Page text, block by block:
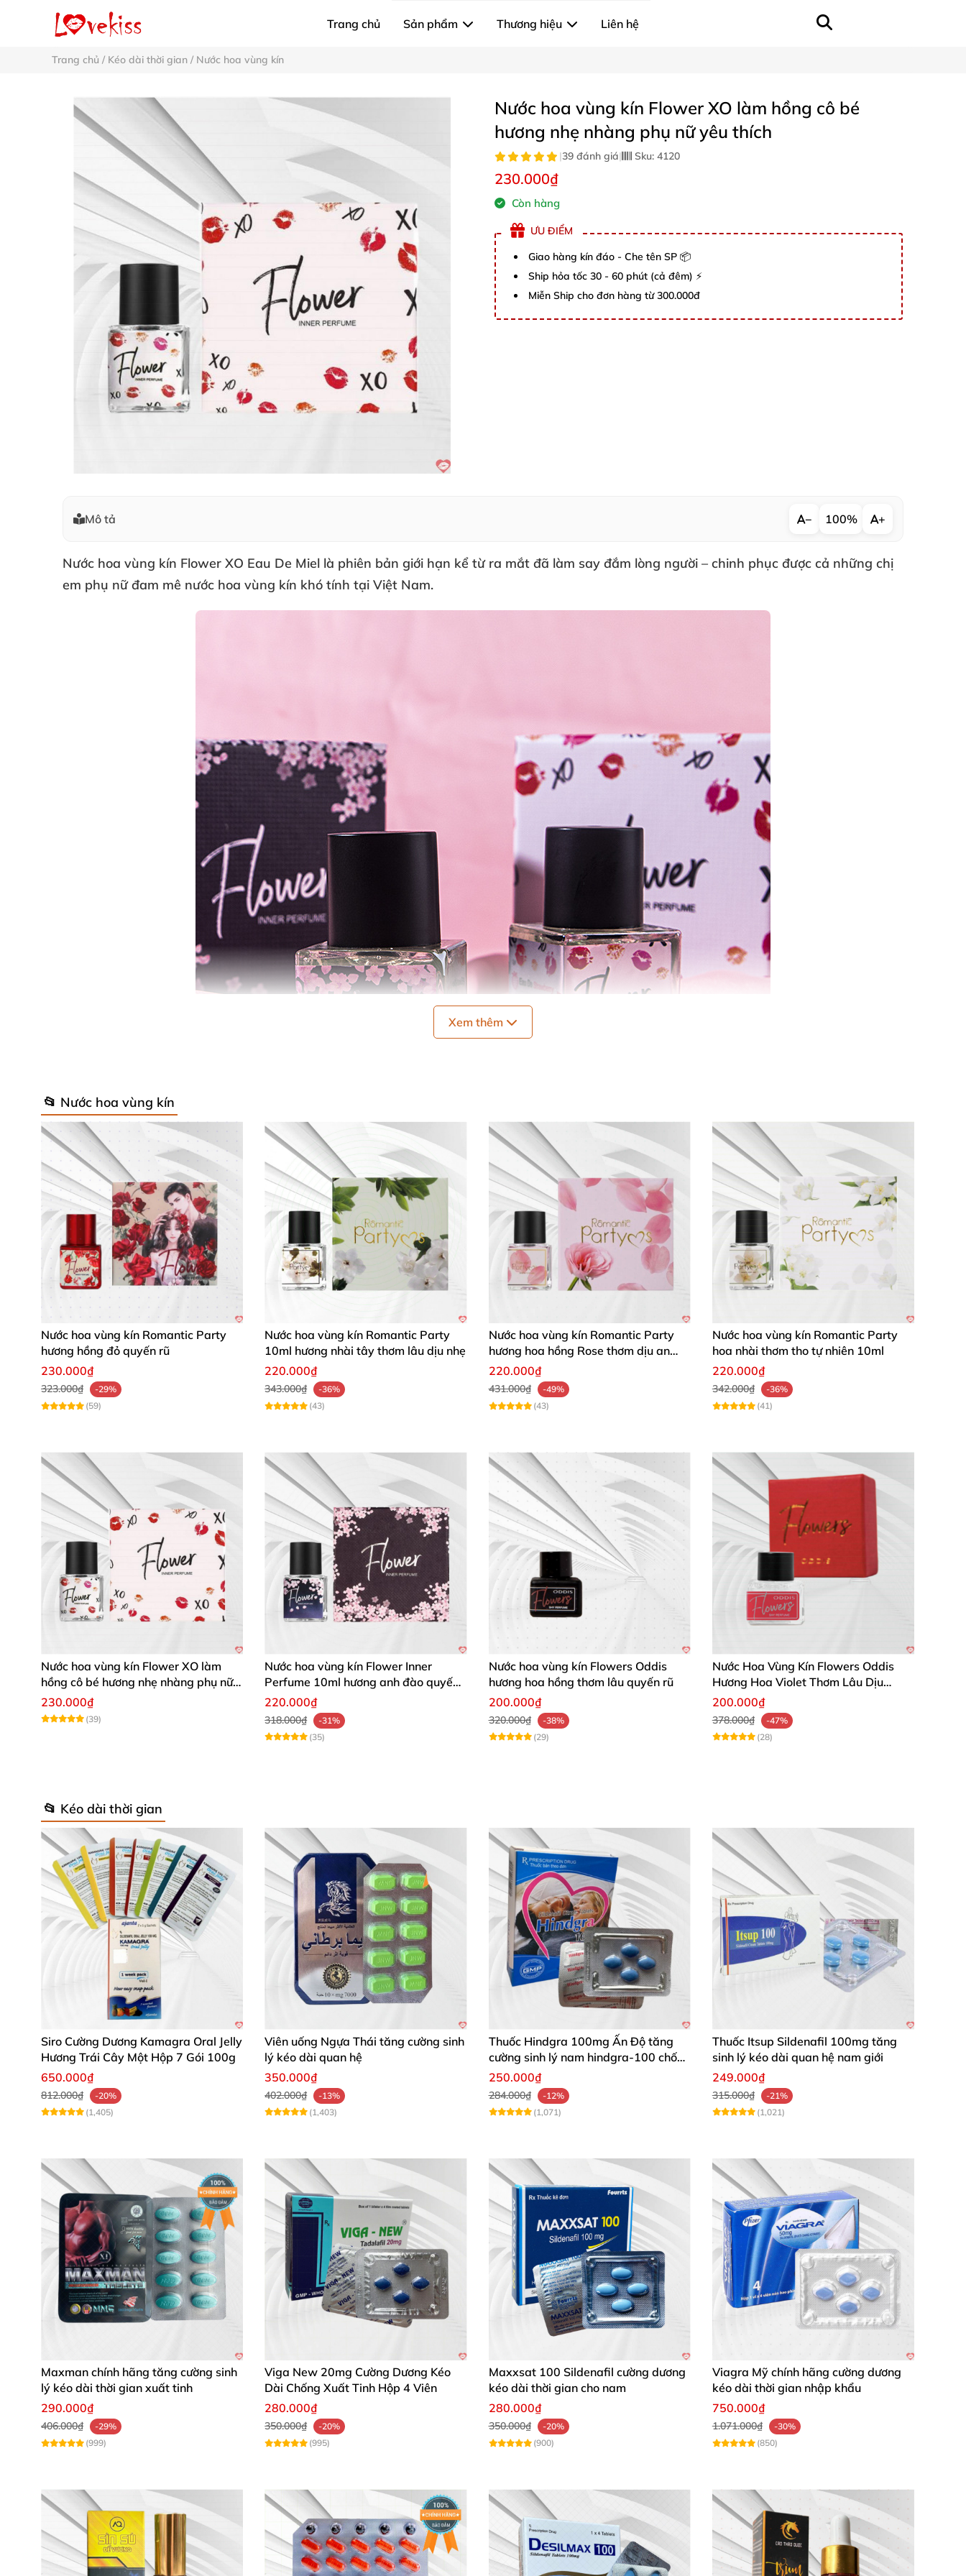
Trang chủ Sản phẩm Thương hiệu Liên hệ
Trang chủ / Kéo dài thời gian / Nước hoa vùng kín
Nước hoa vùng kín Flower XO làm hồng cô bé
hương nhẹ nhàng phụ nữ yêu thích
|39 đánh giá| Sku: 4120
230.000₫
Còn hàng
ƯU ĐIỂM
Giao hàng kín đáo - Che tên SP 📦
Ship hỏa tốc 30 - 60 phút (cả đêm) ⚡
Miễn Ship cho đơn hàng từ 300.000đ
Mô tả − 100% +
Nước hoa vùng kín Flower XO Eau De Miel là phiên bản giới hạn kể từ ra mắt đã làm say đắm lòng người – chinh phục được cả những chị
em phụ nữ đam mê nước hoa vùng kín khó tính tại Việt Nam.
Mỗi lọ nước hoa vùng kín Flower XO 10mlđược thiết kế với 3 tầng hương và có sự phân biệt rõ ràng:Redmang đến sựsexy – gợi cảm, Pinkmang
đến sựngọt ngào - nồng ấm – quyến rũ Black mang đến sựmạnh mẽ - cuốn hút - phi giới tính.Những nốt hương này
sẽ biến đổi theo thời gian
và độ ấmcủa cơ thể người dùng , mang đếnnhững xúc cảm thăng hoa , tăng hưng phấn chomọi cuộc yêu.
Một trongnhững yếu tố giúp đánh giá chất lượng nước hoa Flower XO là khả năng lưu giữ hương thơm rất lâu cho người sử dụng, khiến nữ giới luôn
tự tin cả ngày dài.
Xem thêm
📂 Nước hoa vùng kín
Nước hoa vùng kín Romantic Party
hương hồng đỏ quyến rũ
230.000₫
323.000₫
-29%
(59)
Nước hoa vùng kín Romantic Party
10ml hương nhài tây thơm lâu dịu nhẹ
220.000₫
343.000₫
-36%
(43)
Nước hoa vùng kín Romantic Party
hương hoa hồng Rose thơm dịu an
toàn dễ dùng
220.000₫
431.000₫
-49%
(43)
Nước hoa vùng kín Romantic Party
hoa nhài thơm tho tự nhiên 10ml
220.000₫
342.000₫
-36%
(41)
Nước hoa vùng kín Flower XO làm
hồng cô bé hương nhẹ nhàng phụ nữ
yêu thích
230.000₫
(39)
Nước hoa vùng kín Flower Inner
Perfume 10ml hương anh đào quyến
rũ
220.000₫
318.000₫
-31%
(35)
Nước hoa vùng kín Flowers Oddis
hương hoa hồng thơm lâu quyến rũ
200.000₫
320.000₫
-38%
(29)
Nước Hoa Vùng Kín Flowers Oddis
Hương Hoa Violet Thơm Lâu Dịu
Dàng Quyến Rũ
200.000₫
378.000₫
-47%
(28)
📂 Kéo dài thời gian
Siro Cường Dương Kamagra Oral Jelly
Hương Trái Cây Một Hộp 7 Gói 100g
650.000₫
812.000₫
-20%
(1,405)
Viên uống Ngựa Thái tăng cường sinh
lý kéo dài quan hệ
350.000₫
402.000₫
-13%
(1,403)
Thuốc Hindgra 100mg Ấn Độ tăng
cường sinh lý nam hindgra-100 chống
xts cương dương
250.000₫
284.000₫
-12%
(1,071)
Thuốc Itsup Sildenafil 100mg tăng
sinh lý kéo dài quan hệ nam giới
249.000₫
315.000₫
-21%
(1,021)
Maxman chính hãng tăng cường sinh
lý kéo dài thời gian xuất tinh
290.000₫
406.000₫
-29%
(999)
Viga New 20mg Cường Dương Kéo
Dài Chống Xuất Tinh Hộp 4 Viên
280.000₫
350.000₫
-20%
(995)
Maxxsat 100 Sildenafil cường dương
kéo dài thời gian cho nam
280.000₫
350.000₫
-20%
(900)
Viagra Mỹ chính hãng cường dương
kéo dài thời gian nhập khẩu
750.000₫
1.071.000₫
-30%
(850)